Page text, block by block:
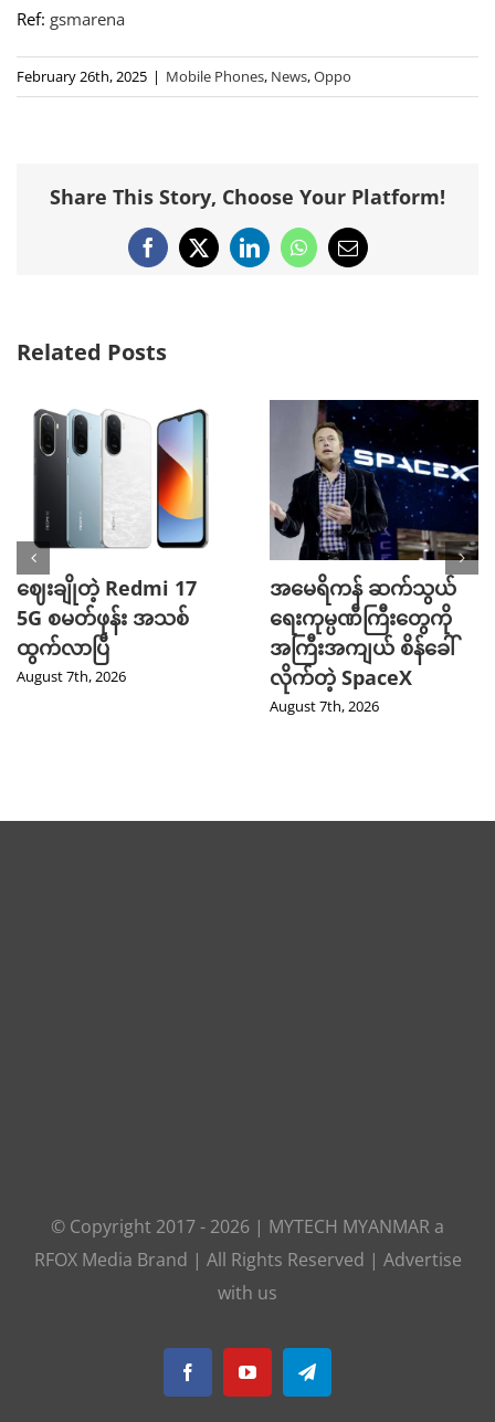
Ref: gsmarena
February 26th, 2025 | Mobile Phones, News,Oppo
Share This Story, Choose Your Platform!
Facebook
X LinkedInWhatsApp
Email
Related Posts
ဈေးချိုတဲ့ Redmi 17
5G စမတ်ဖုန်း အသစ်
ထွက်လာပြီ
August 7th, 2026
အမေရိကန် ဆက်သွယ်
ရေးကုမ္ပဏီကြီးတွေကို
အကြီးအကျယ် စိန်ခေါ်
လိုက်တဲ့ SpaceX
August 7th, 2026
© Copyright 2017 - 2026 | MYTECH MYANMAR a
RFOX Media Brand | All Rights Reserved | Advertise
with us
FacebookYouTubeTelegram